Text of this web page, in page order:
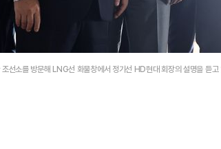
선소를 방문해 LNG선 화물창에서 정기선 HD현대 회장의 설명을 듣